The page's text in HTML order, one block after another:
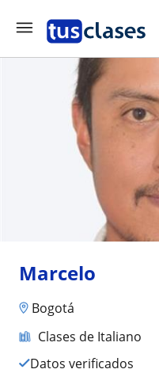
Marcelo
Bogotá
Clases de Italiano
Datos verificados